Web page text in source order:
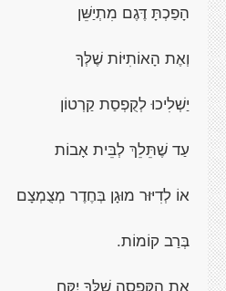
הָפַכְתָּ דֶּגֶם מִתְיַשֵּׁן
וְאֶת הָאוֹתִיּוֹת שֶׁלְּךָ
יַשְׁלִיכוּ לְקֻפְסַת קַרְטוֹן
עַד שֶׁתֵּלֵךְ לְבֵּית אָבוֹת
אוֹ לְדִיּוּר מוּגָן בְּחֶדֶר מְצֻמְצָם
בְּרַב קוֹמוֹת.
אֶת הַקֻּפְסָה שֶׁלְּךָ יִקַּח